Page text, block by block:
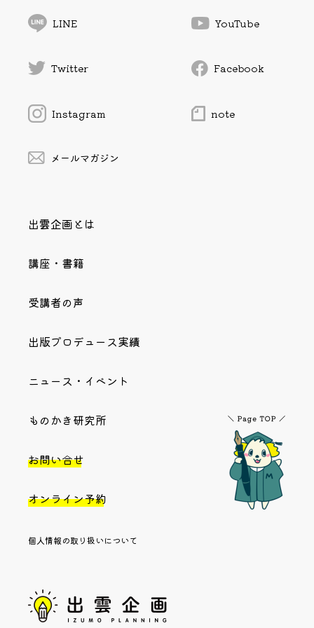
LINE YouTube
Twitter Facebook
Instagram note
メールマガジン
出雲企画とは
講座・書籍
受講者の声
出版プロデュース実績
ニュース・イベント
ものかき研究所
お問い合せ
オンライン予約
個人情報の取り扱いについて